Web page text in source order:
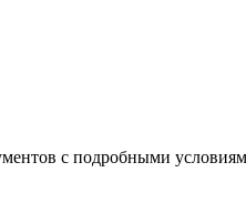
с подробными